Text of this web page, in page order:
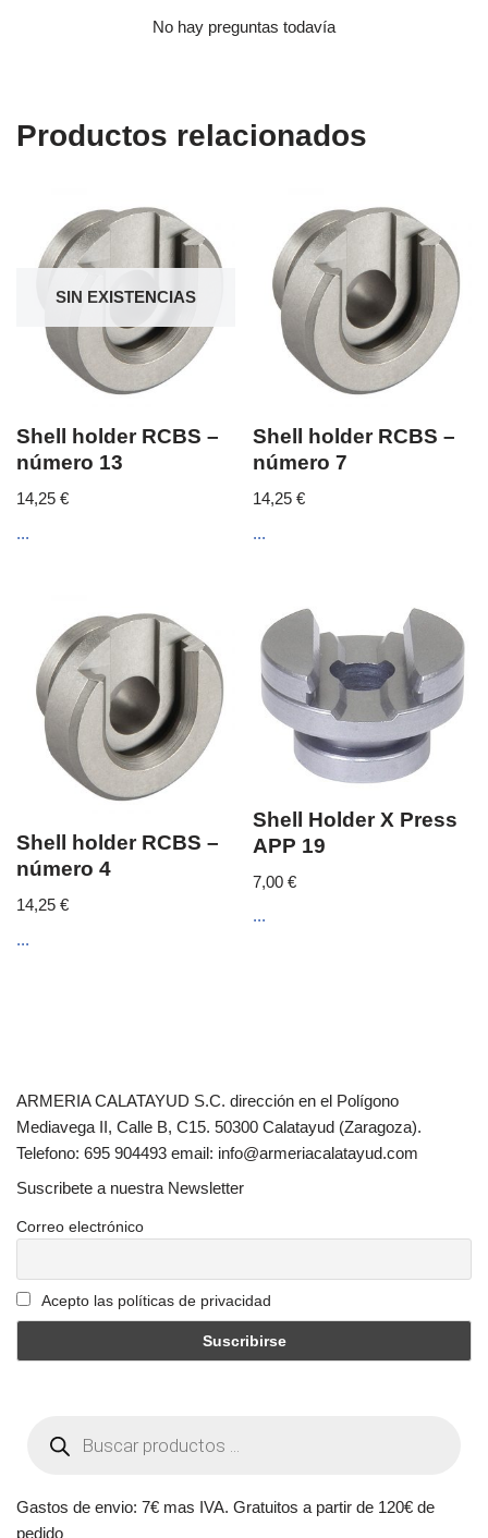
No hay preguntas todavía
Productos relacionados
SIN EXISTENCIAS
Shell holder RCBS –
número 13
14,25 €
...
Shell holder RCBS –
número 7
14,25€
...
Shell holder RCBS –
número 4
14,25 €
...
Shell Holder X Press
APP 19
7,00€
...
ARMERIA CALATAYUD S.C. dirección en el Polígono
Mediavega II, Calle B, C15. 50300 Calatayud (Zaragoza).
Telefono: 695 904493 email: info@armeriacalatayud.com
Suscribete a nuestra Newsletter
Correo electrónico
Acepto las políticas de privacidad
Gastos de envio: 7€ mas IVA. Gratuitos a partir de 120€ de
pedido